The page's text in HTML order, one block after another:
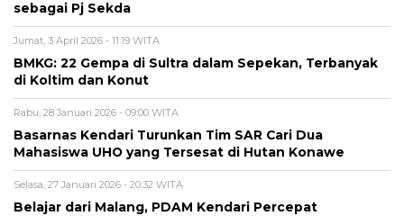
sebagai Pj Sekda
Jumat, 3 April 2026 - 11:19 WITA
BMKG: 22 Gempa di Sultra dalam Sepekan, Terbanyak
di Koltim dan Konut
Rabu, 28 Januari 2026 - 09:00 WITA
Basarnas Kendari Turunkan Tim SAR Cari Dua
Mahasiswa UHO yang Tersesat di Hutan Konawe
Selasa, 27 Januari 2026 - 20:32 WITA
Belajar dari Malang, PDAM Kendari Percepat